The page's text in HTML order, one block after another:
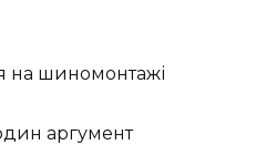
аргумент